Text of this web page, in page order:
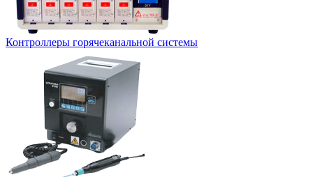
Контроллеры горячеканальной системы